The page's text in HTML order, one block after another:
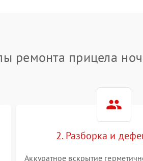
Повреждение системы защиты от
Неисправность системы защиты от
ремонта прицела
2. Разборка и
Аккуратное вскрытие